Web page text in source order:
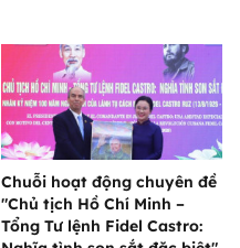
Chuỗi hoạt động chuyên đề
"Chủ tịch Hồ Chí Minh –
Tổng Tư lệnh Fidel Castro: